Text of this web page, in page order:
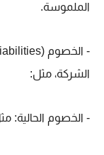
الملموسة.
الشركة، مثل:
- الخصوم الحالية: